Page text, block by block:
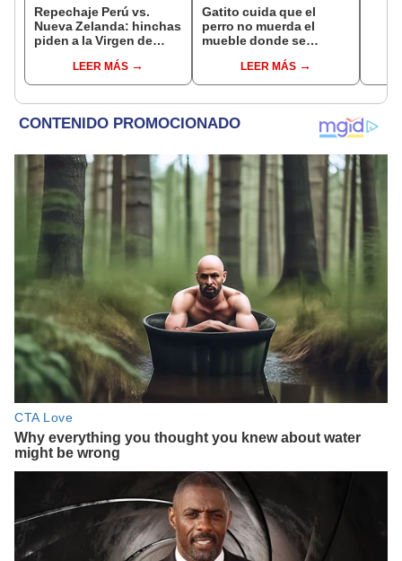
Repechaje Perú vs.
Nueva Zelanda: hinchas
piden a la Virgen de
peruano [VIDEO]
LEER MÁS
Gatito cuida que el
perro no muerda el
mueble donde se
LEER MÁS